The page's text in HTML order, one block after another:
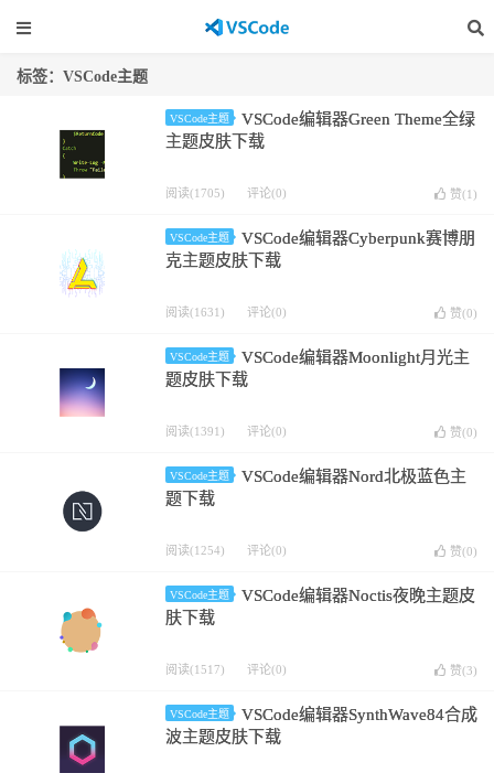
标签：VSCode主题
VSCode主题
VSCode编辑器Green Theme全绿
主题皮肤下载
阅读(1705) 评论(0) 赞(1 )
VSCode主题
VSCode编辑器Cyberpunk赛博朋
克主题皮肤下载
阅读(1631) 评论(0) 赞(0)
VSCode主题
VSCode编辑器Moonlight月光主
题皮肤下载
阅读(1391) 评论(0) 赞(0)
VSCode主题
VSCode编辑器Nord北极蓝色主
题下载
阅读(1254) 评论(0) 赞(0)
VSCode主题
VSCode编辑器Noctis夜晚主题皮
肤下载
阅读(1517) 评论(0) 赞(3)
VSCode主题
VSCode编辑器SynthWave84合成
波主题皮肤下载